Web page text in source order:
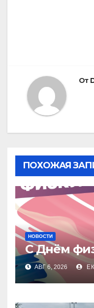
От
ПОХОЖАЯ
НОВОСТИ
С Днём
АВГ 6, 2026